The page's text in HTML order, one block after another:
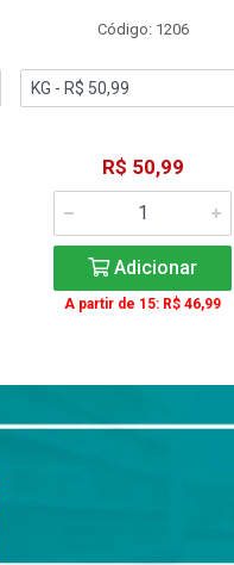
Código: 1206
R$ 50,99
Adicionar
A partir de 15: R$ 46,99